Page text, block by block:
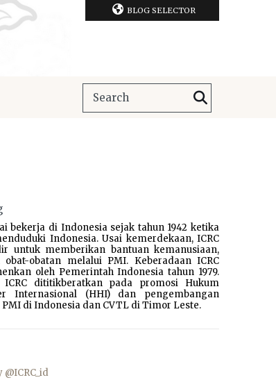
BLOG SELECTOR
bekerja di Indonesia sejak tahun 1942 ketika
Indonesia. Usai kemerdekaan, ICRC
untuk memberikan bantuan kemanusiaan,
obat-obatan melalui PMI. Keberadaan ICRC
oleh Pemerintah Indonesia tahun 1979.
ICRC dititikberatkan pada promosi Hukum
Internasional (HHI) dan pengembangan
di Indonesia dan CVTL di Timor Leste.